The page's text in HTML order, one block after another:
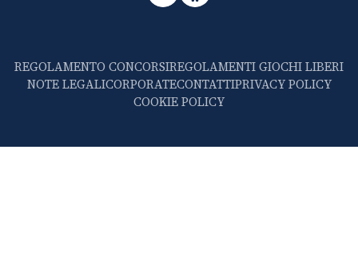
REGOLAMENTO CONCORSIREGOLAMENTI GIOCHI LIBERI
NOTE LEGALICORPORATECONTATTIPRIVACY POLICY
COOKIE POLICY